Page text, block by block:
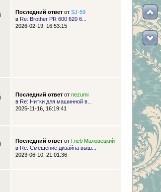
Последний ответот SJ-59
в Re: Brother PR 600 620 6...
2026-02-19, 16:53:15
Последний ответот nezumi
в Re: Нитки для машинной в...
2025-11-16, 16:19:41
Последний ответот Глеб Маловецкий
в Re: Смещение дизайна выш...
2023-06-10, 21:01:36